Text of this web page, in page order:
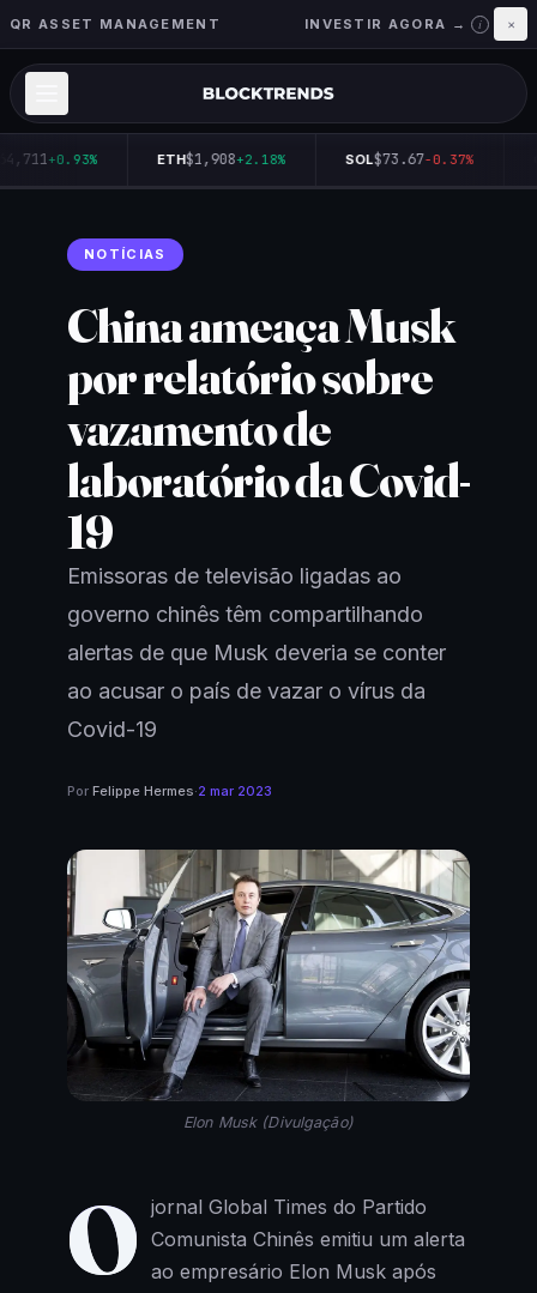
QR ASSET MANAGEMENT INVESTIR AGORA → i ×
+0.93% ETH$1,908+2.18% SOL$73.67-0.37%
NOTÍCIAS
China ameaça Musk
por relatório sobre
vazamento de
laboratório da Covid-
19
Emissoras de televisão ligadas ao
governo chinês têm compartilhando
alertas de que Musk deveria se conter
ao acusar o país de vazar o vírus da
Covid-19
Por Felippe Hermes·2 mar 2023
Elon Musk (Divulgação)
O jornal Global Times do Partido
Comunista Chinês emitiu um alerta
ao empresário Elon Musk após